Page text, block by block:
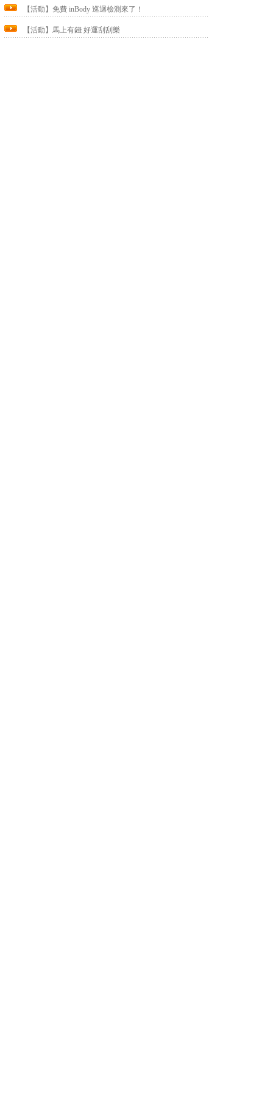
【活動】免費 inBody 巡迴檢測來了！
【活動】馬上有錢 好運刮刮樂